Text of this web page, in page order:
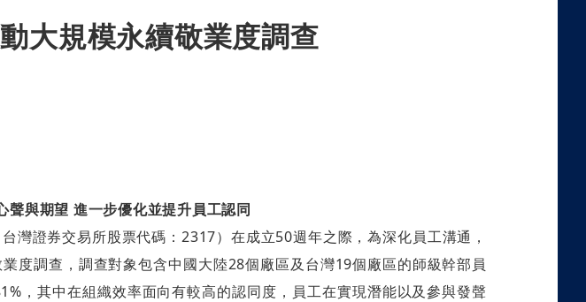
身安全
書
大規模永續敬業度調查
與期望 進一步優化並提升員工認同
灣證券交易所股票代碼：2317）在成立50週年之際，為深化員工溝通，
度調查，調查對象包含中國大陸28個廠區及台灣19個廠區的師級幹部員
，其中在組織效率面向有較高的認同度，員工在實現潛能以及參與發聲